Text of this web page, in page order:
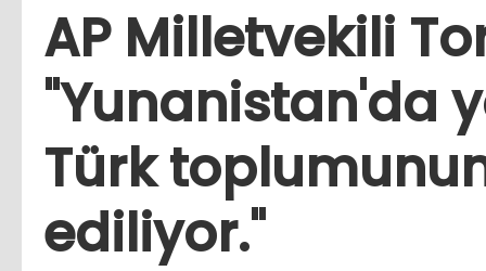
AP Milletvekili
"Yunanistan'da
Türk
ediliyor."